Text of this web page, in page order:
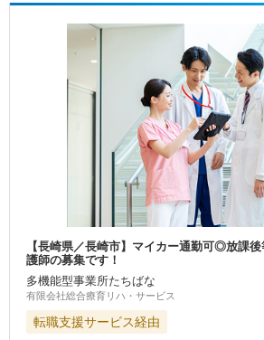
【長崎県／長崎市】マイカー通勤可◎放課
護師の募集です！
多機能型事業所たちばな
有限会社総合療育リハ・サービス
転職支援サービス経由